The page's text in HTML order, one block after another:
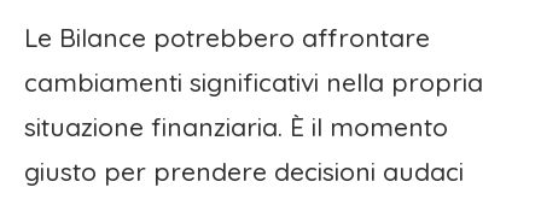
Le Bilance potrebbero affrontare
cambiamenti significativi nella propria
situazione finanziaria. È il momento
giusto per prendere decisioni audaci